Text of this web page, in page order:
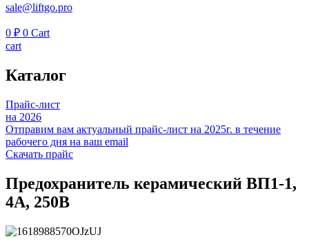
sale@liftgo.pro
0 ₽ 0 Cart
cart
Каталог
Прайс-лист
на 2026
Отправим вам актуальный прайс-лист на 2025г. в течение
рабочего дня на ваш email
Скачать прайс
Предохранитель керамический ВП1-1,
4А, 250В